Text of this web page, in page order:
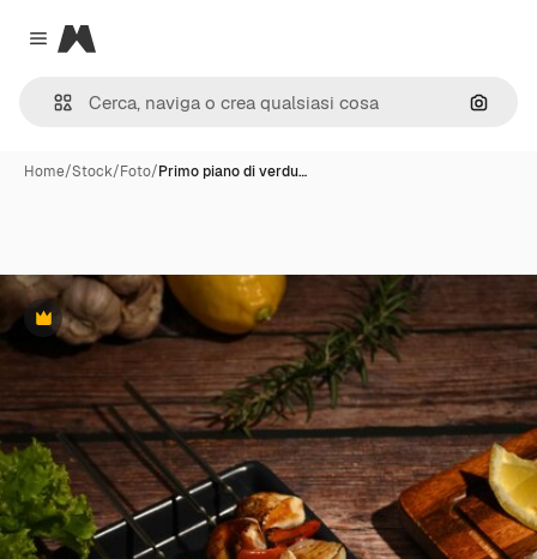
Close menu
Magnific
Cerca
Home/Stock/Foto/Primo piano di verdu…
Premium